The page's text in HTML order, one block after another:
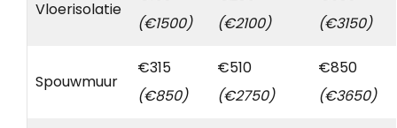
Vloerisolatie
(€1500)
(€2100)
(€3150)
Spouwmuur
€315
(€850)
€510
(€2750)
€850
(€3650)